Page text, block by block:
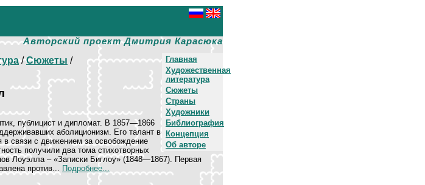
Авторский проект Дмитрия Карасюка
Главная
Художественная
литература
Сюжеты
Страны
Художники
Библиография
Концепция
Об авторе
/Сюжеты /
публицист и дипломат. В 1857—1866
аболиционизм. Его талант в
в связи с движением за освобождение
получили два тома стихотворных
Лоуэлла – «Записки Биглоу» (1848—1867). Первая
против... Подробнее...